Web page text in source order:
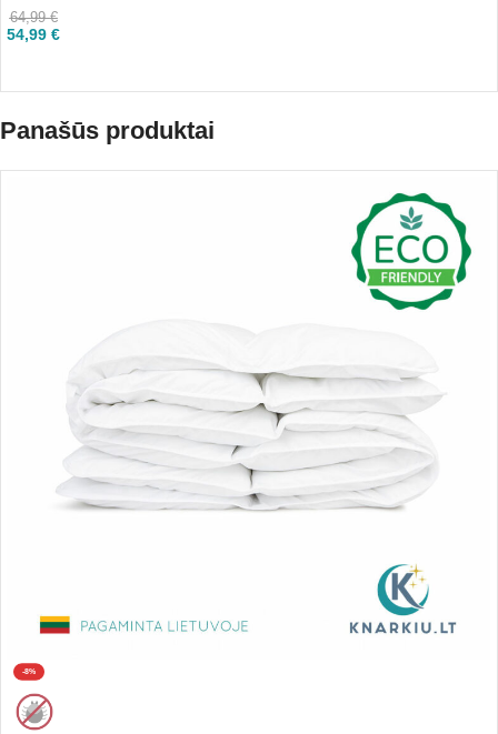
64,99€
54,99 €
Panašūs produktai
-8%